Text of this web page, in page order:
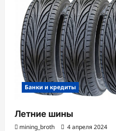
Банки и кредиты
Летние шины
mining_broth 4 апреля 2024